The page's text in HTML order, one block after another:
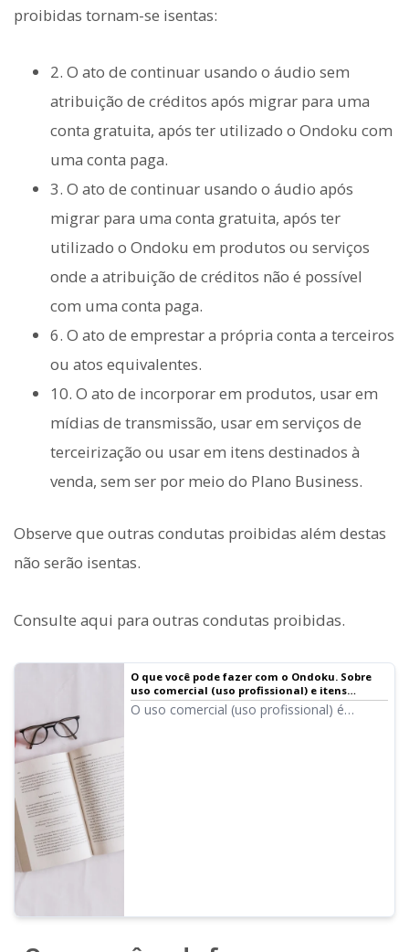
proibidas tornam-se isentas:
2. O ato de continuar usando o áudio sem
atribuição de créditos após migrar para uma
conta gratuita, após ter utilizado o Ondoku com
uma conta paga.
3. O ato de continuar usando o áudio após
migrar para uma conta gratuita, após ter
utilizado o Ondoku em produtos ou serviços
onde a atribuição de créditos não é possível
com uma conta paga.
6. O ato de emprestar a própria conta a terceiros
ou atos equivalentes.
10. O ato de incorporar em produtos, usar em
mídias de transmissão, usar em serviços de
terceirização ou usar em itens destinados à
venda, sem ser por meio do Plano Business.
Observe que outras condutas proibidas além destas
não serão isentas.
Consulte aqui para outras condutas proibidas.
O que você pode fazer com o Ondoku. Sobre
uso comercial (uso profissional) e itens
proibidos. | Software de leitura de texto
Ondoku
O uso comercial (uso profissional) é